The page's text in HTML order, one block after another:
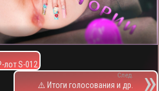
лот S-012
След.
⚠️ Итоги голосования и др.